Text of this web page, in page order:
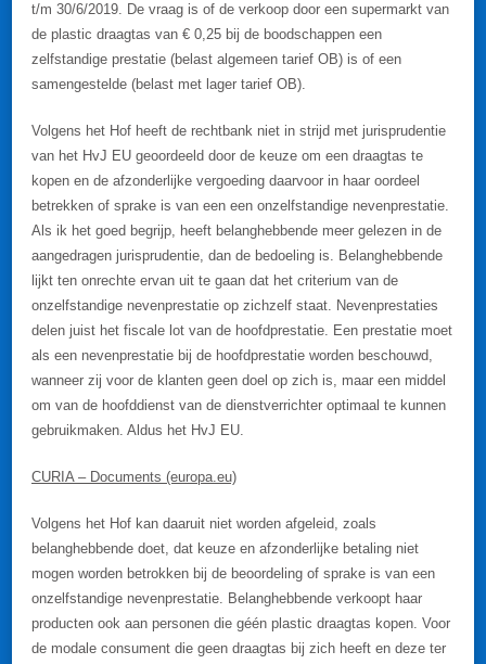
t/m 30/6/2019. De vraag is of de verkoop door een supermarkt van
de plastic draagtas van € 0,25 bij de boodschappen een
zelfstandige prestatie (belast algemeen tarief OB) is of een
samengestelde (belast met lager tarief OB).
Volgens het Hof heeft de rechtbank niet in strijd met jurisprudentie
van het HvJ EU geoordeeld door de keuze om een draagtas te
kopen en de afzonderlijke vergoeding daarvoor in haar oordeel
betrekken of sprake is van een een onzelfstandige nevenprestatie.
Als ik het goed begrijp, heeft belanghebbende meer gelezen in de
aangedragen jurisprudentie, dan de bedoeling is. Belanghebbende
lijkt ten onrechte ervan uit te gaan dat het criterium van de
onzelfstandige nevenprestatie op zichzelf staat. Nevenprestaties
delen juist het fiscale lot van de hoofdprestatie. Een prestatie moet
als een nevenprestatie bij de hoofdprestatie worden beschouwd,
wanneer zij voor de klanten geen doel op zich is, maar een middel
om van de hoofddienst van de dienstverrichter optimaal te kunnen
gebruikmaken. Aldus het HvJ EU.
CURIA – Documents (europa.eu)
Volgens het Hof kan daaruit niet worden afgeleid, zoals
belanghebbende doet, dat keuze en afzonderlijke betaling niet
mogen worden betrokken bij de beoordeling of sprake is van een
onzelfstandige nevenprestatie. Belanghebbende verkoopt haar
producten ook aan personen die géén plastic draagtas kopen. Voor
de modale consument die geen draagtas bij zich heeft en deze ter